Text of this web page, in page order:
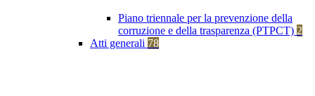
Piano triennale per la prevenzione della
corruzione e della trasparenza (PTPCT) 2
Atti generali 78